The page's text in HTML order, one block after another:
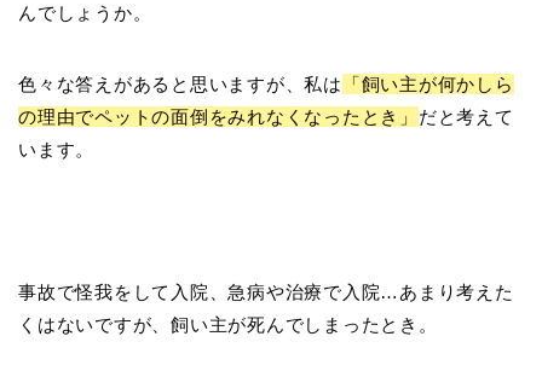
んでしょうか。
色々な答えがあると思いますが、私は
「飼い主が何かしら
の理由でペットの面倒をみれなくなったとき」 だと考えて
います。
事故で怪我をして入院、急病や治療で入院…あまり考えた
くはないですが、飼い主が死んでしまったとき。